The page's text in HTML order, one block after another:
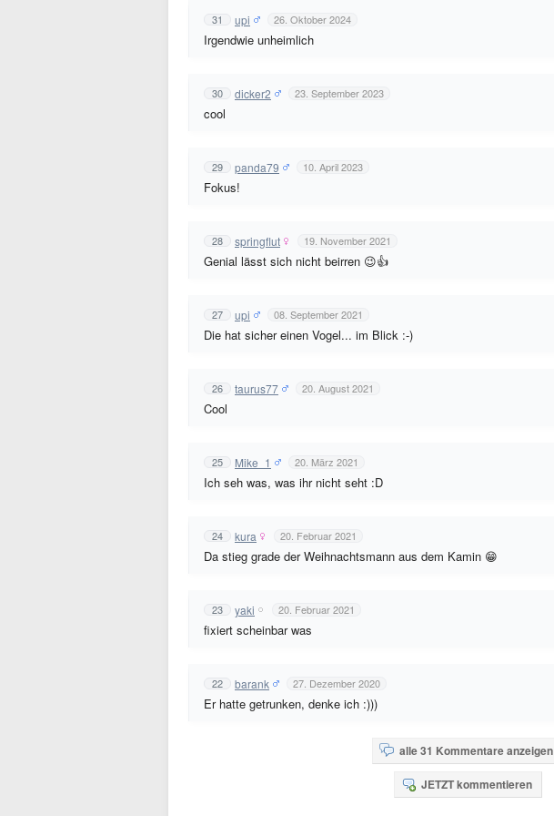
31 upi 26. Oktober 2024
Irgendwie unheimlich
30 dicker2 23. September 2023
cool
29 panda79 10. April 2023
Fokus!
28 springflut 19. November 2021
Genial lässt sich nicht beirren 😉👍
27 upi 08. September 2021
Die hat sicher einen Vogel... im Blick :-)
26 taurus77 20. August 2021
Cool
25 Mike_1 20. März 2021
Ich seh was, was ihr nicht seht :D
24 kura 20. Februar 2021
Da stieg grade der Weihnachtsmann aus dem Kamin 😁
23 yaki 20. Februar 2021
fixiert scheinbar was
22 barank 27. Dezember 2020
Er hatte getrunken, denke ich :)))
alle 31 Kommentare anzeigen
JETZT kommentieren